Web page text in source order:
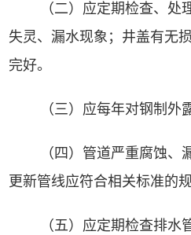
（二）应定期检查、处
失灵、漏水现象；井盖有无
完好。
（三）应每年对钢制外
（ 四 ）管道严重腐蚀、
更新管线应符合相关标准的规
（五）应定期检查排水